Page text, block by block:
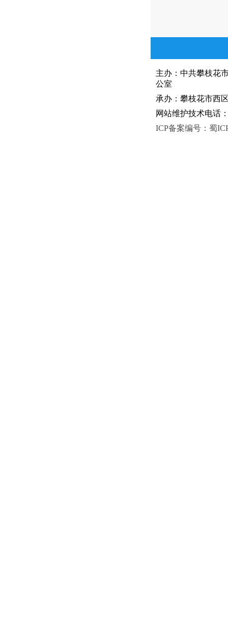
主办：中共攀枝
公室
承办：攀枝花市西
网站维护技术电话
ICP备案编号：蜀